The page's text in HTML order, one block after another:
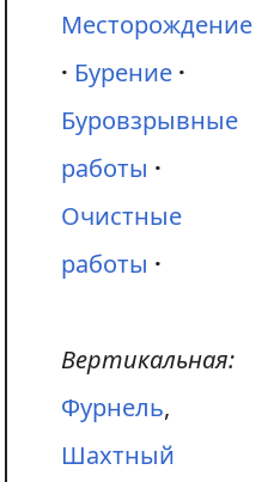
Месторождение
Бурение
Буровзрывные
работы
Очистные
работы
Вертикальная:
Фурнель,
Шахтный